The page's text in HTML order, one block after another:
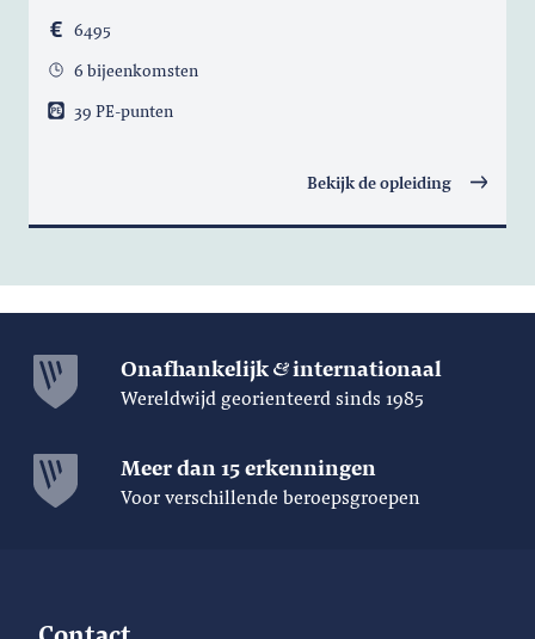
6495
6 bijeenkomsten
39 PE-punten
Bekijk de opleiding
Onafhankelijk internationaal
Wereldwijd georienteerd sinds 1985
Meer dan 15 erkenningen
Voor verschillende beroepsgroepen